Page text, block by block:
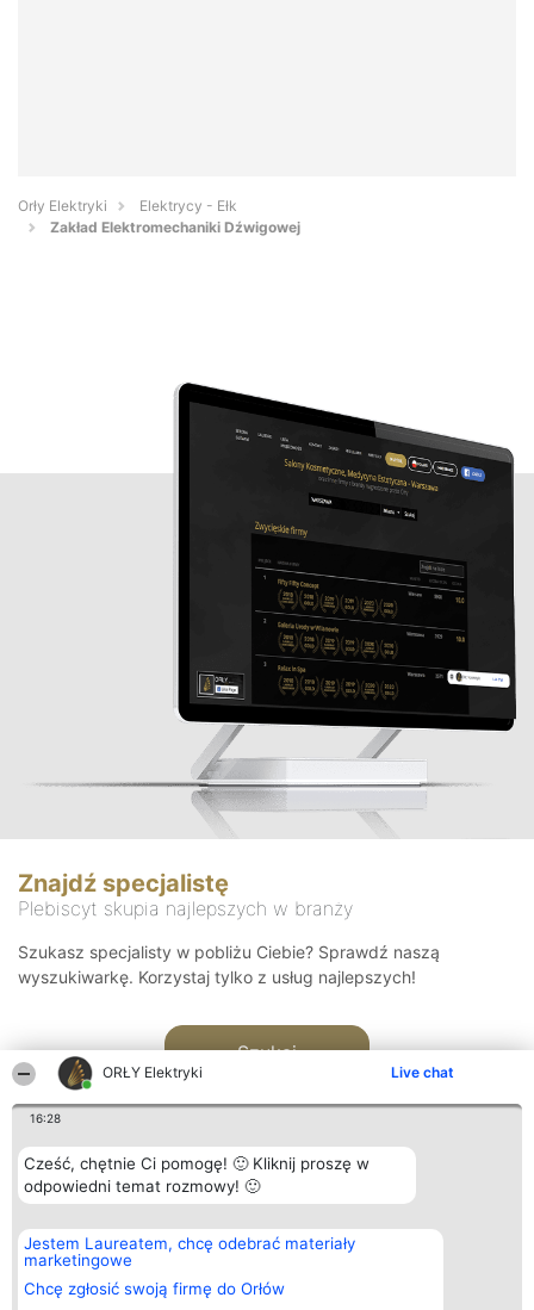
ORŁY Elektryki Live chat
16:28
Cześć, chętnie Ci pomogę! 🙂 Kliknij proszę w
odpowiedni temat rozmowy! 🙂
Jestem Laureatem, chcę odebrać materiały
marketingowe
Chcę zgłosić swoją firmę do Orłów
Orły Elektryki
Elektrycy - Ełk
Zakład Elektromechaniki Dźwigowej
Znajdź specjalistę
Plebiscyt skupia najlepszych w branży
Szukasz specjalisty w pobliżu Ciebie? Sprawdź naszą
wyszukiwarkę. Korzystaj tylko z usług najlepszych!
Szukaj
Organizator plebiscytu
Bright Side Solutions sp. z o.
o. sp. k.
ul. Ruska 22
Wrocław 50-079
Plebiscyt
Laureaci
wszystkich
Laureatów
Kontakt
Kontakt